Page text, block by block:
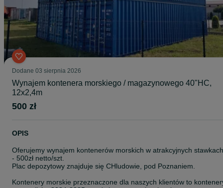
Dodane 03 sierpnia 2026
Wynajem kontenera morskiego / magazynowego 40"HC,
12x2,4m
500 zł
OPIS
Oferujemy wynajem kontenerów morskich w atrakcyjnych stawkach
- 500zł netto/szt.
Plac depozytowy znajduje się CHludowie, pod Poznaniem.
Kontenery morskie przeznaczone dla naszych klientów to